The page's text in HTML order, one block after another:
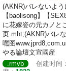
(AKNR)バレないよ
【baolisong】【
に花嫁姿の元カノと
页.mht;(AKNR)バレ
嘿图
やる論壇文宣國産
.rmvb
创建时间